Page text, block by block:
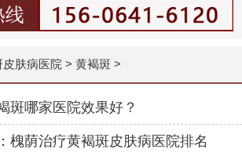
肤病医院 > 黄褐斑 >
斑哪家医院效果好？
槐荫治疗黄褐斑皮肤病医院排名